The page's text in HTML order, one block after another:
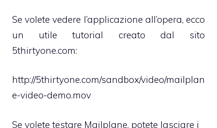
Se volete vedere l’applicazione all’opera, ecco
un utile tutorial creato dal sito
5thirtyone.com:
http://5thirtyone.com/sandbox/video/mailplan
e-video-demo.mov
Se volete testare Mailplane, potete lasciare i